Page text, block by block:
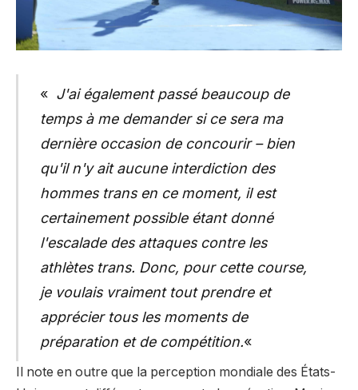
« J'ai également passé beaucoup de
temps à me demander si ce sera ma
dernière occasion de concourir – bien
qu'il n'y ait aucune interdiction des
hommes trans en ce moment, il est
certainement possible étant donné
l'escalade des attaques contre les
athlètes trans. Donc, pour cette course,
je voulais vraiment tout prendre et
apprécier tous les moments de
préparation et de compétition.«
Il note en outre que la perception mondiale des États-